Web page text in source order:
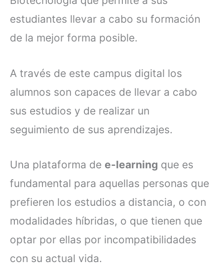
estudiantes llevar a cabo su formación
de la mejor forma posible.
A través de este campus digital los
alumnos son capaces de llevar a cabo
sus estudios y de realizar un
seguimiento de sus aprendizajes.
Una plataforma de e-learning que es
fundamental para aquellas personas que
prefieren los estudios a distancia, o con
modalidades híbridas, o que tienen que
optar por ellas por incompatibilidades
con su actual vida.